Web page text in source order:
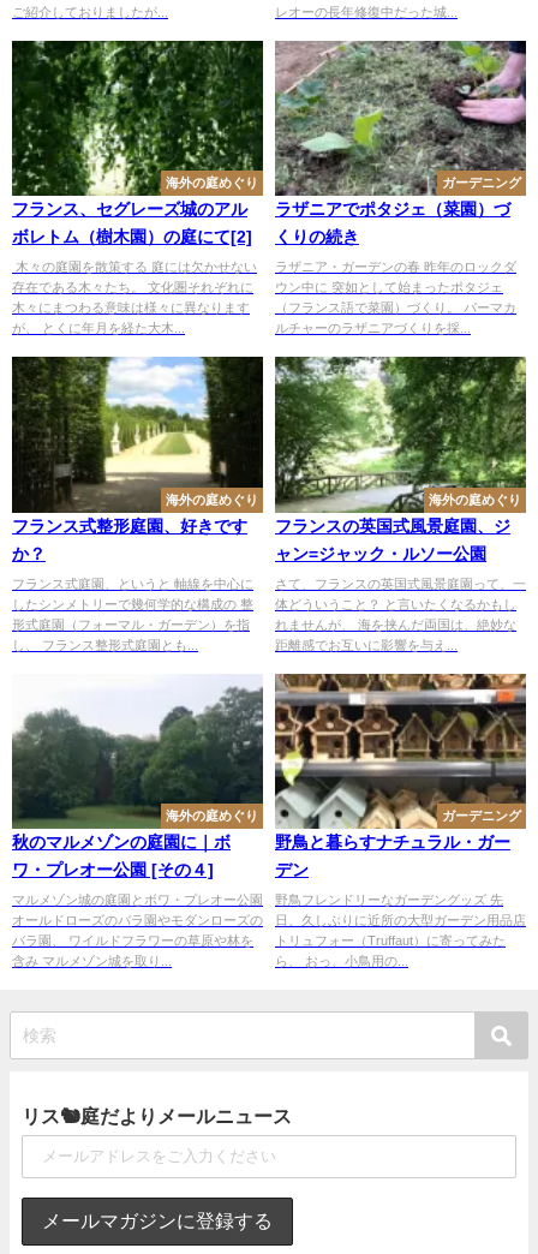
ご紹介しておりましたが... レオーの長年修復中だった城...
海外の庭めぐり
フランス、セグレーズ城のアル
ボレトム（樹木園）の庭にて[2]
木々の庭園を散策する 庭には欠かせない
存在である木々たち。 文化圏それぞれに
木々にまつわる意味は様々に異なります
が、 とくに年月を経た大木...
ガーデニング
ラザニアでポタジェ（菜園）づ
くりの続き
ラザニア・ガーデンの春 昨年のロックダ
ウン中に 突如として始まったポタジェ
（フランス語で菜園）づくり。 パーマカ
ルチャーのラザニアづくりを採...
海外の庭めぐり
フランス式整形庭園、好きです
か？
フランス式庭園、というと 軸線を中心に
したシンメトリーで幾何学的な構成の 整
形式庭園（フォーマル・ガーデン）を指
し、 フランス整形式庭園とも...
海外の庭めぐり
フランスの英国式風景庭園、ジ
ャン=ジャック・ルソー公園
さて、フランスの英国式風景庭園って、一
体どういうこと？ と言いたくなるかもし
れませんが、 海を挟んだ両国は、絶妙な
距離感でお互いに影響を与え...
海外の庭めぐり
秋のマルメゾンの庭園に｜ボ
ワ・プレオー公園 [その４]
マルメゾン城の庭園とボワ・プレオー公園
オールドローズのバラ園やモダンローズの
バラ園、 ワイルドフラワーの草原や林を
含み マルメゾン城を取り...
ガーデニング
野鳥と暮らすナチュラル・ガー
デン
野鳥フレンドリーなガーデングッズ 先
日、久しぶりに近所の大型ガーデン用品店
トリュフォー（Truffaut）に寄ってみた
ら、 おっ、小鳥用の...
リス🐿庭だよりメールニュース